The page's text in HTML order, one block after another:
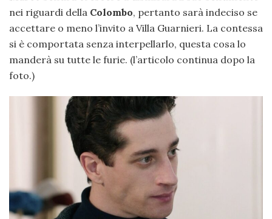
nei riguardi della Colombo, pertanto sarà indeciso se
accettare o meno l’invito a Villa Guarnieri. La contessa
si è comportata senza interpellarlo, questa cosa lo
manderà su tutte le furie. (l’articolo continua dopo la
foto.)